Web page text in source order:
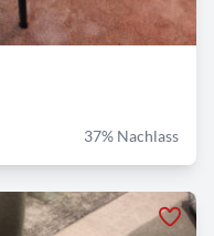
37% Nachlass